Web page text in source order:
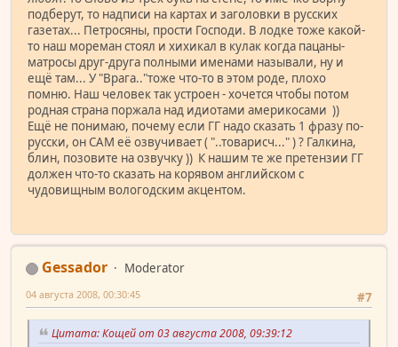
подберут, то надписи на картах и заголовки в русских
газетах... Петросяны, прости Господи. В лодке тоже какой-
то наш мореман стоял и хихикал в кулак когда пацаны-
матросы друг-друга полными именами называли, ну и
ещё там... У "Врага.."тоже что-то в этом роде, плохо
помню. Наш человек так устроен - хочется чтобы потом
родная страна поржала над идиотами америкосами ))
Ещё не понимаю, почему если ГГ надо сказать 1 фразу по-
русски, он САМ её озвучивает ( "..товарисч..." ) ? Галкина,
блин, позовите на озвучку )) К нашим те же претензии ГГ
должен что-то сказать на корявом английском с
чудовищным вологодским акцентом.
Gessador
Moderator
#7
04 августа 2008, 00:30:45
Цитата: Кощей от 03 августа 2008, 09:39:12